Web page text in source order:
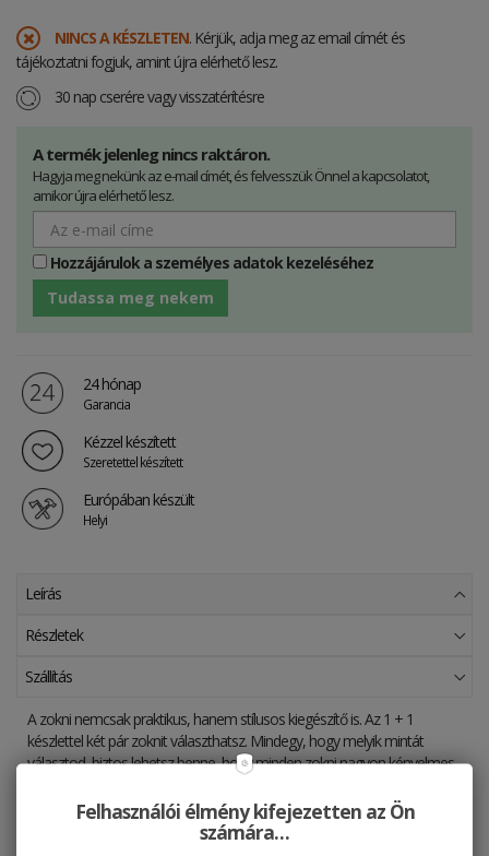
NINCS A KÉSZLETEN. Kérjük, adja meg az email címét és
tájékoztatni fogjuk, amint újra elérhető lesz.
30 nap cserére vagy visszatérítésre
A termék jelenleg nincs raktáron.
Hagyja meg nekünk az e-mail címét, és felvesszük Önnel a kapcsolatot,
amikor újra elérhető lesz.
Hozzájárulok a személyes adatok kezeléséhez
Tudassa meg nekem
24 hónap
Garancia
Kézzel készített
Szeretettel készített
Európában készült
Helyi
Leírás
Részletek
Szállítás
A zokni nemcsak praktikus, hanem stílusos kiegészítő is. Az 1 + 1
készlettel két pár zoknit választhatsz. Mindegy, hogy melyik mintát
választod, biztos lehetsz benne, hogy minden zokni nagyon kényelmes.
gondozására vonatkozó információkat.
Felhasználói élmény kifejezetten az Ön
számára…